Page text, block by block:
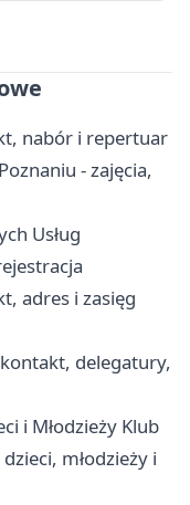
nabór i repertuar
- zajęcia,
Usług
adres i zasięg
delegatury,
i Młodzieży Klub
młodzieży i